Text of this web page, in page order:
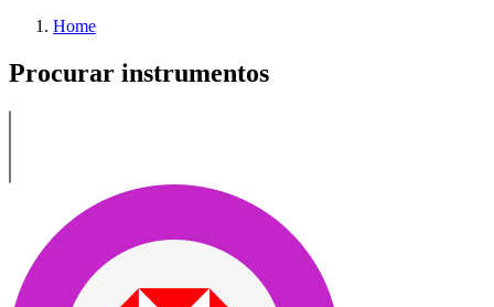
Home
Procurar instrumentos